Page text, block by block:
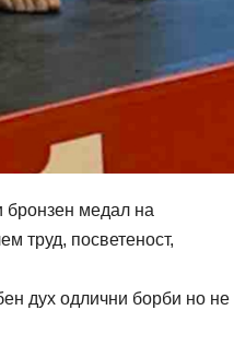
бронзен медал на
труд, посветеност,
дух одлични борби но не